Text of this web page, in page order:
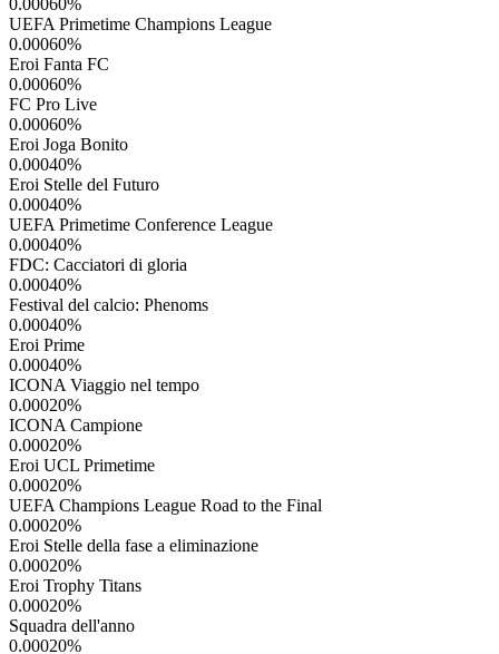
UEFA Primetime Champions League
0.00060%
Eroi Fanta FC
0.00060%
FC Pro Live
0.00060%
Eroi Joga Bonito
0.00040%
Eroi Stelle del Futuro
0.00040%
UEFA Primetime Conference League
0.00040%
FDC: Cacciatori di gloria
0.00040%
Festival del calcio: Phenoms
0.00040%
Eroi Prime
0.00040%
ICONA Viaggio nel tempo
0.00020%
ICONA Campione
0.00020%
Eroi UCL Primetime
0.00020%
UEFA Champions League Road to the Final
0.00020%
Eroi Stelle della fase a eliminazione
0.00020%
Eroi Trophy Titans
0.00020%
Squadra dell'anno
0.00020%